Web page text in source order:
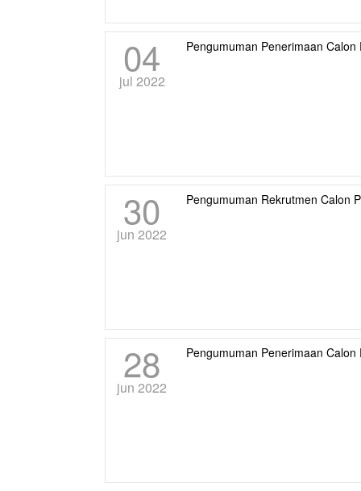
04
jul 2022
Pengumuman Penerimaan Calon
30
jun 2022
Pengumuman Rekrutmen Calon
28
jun 2022
Pengumuman Penerimaan Calon